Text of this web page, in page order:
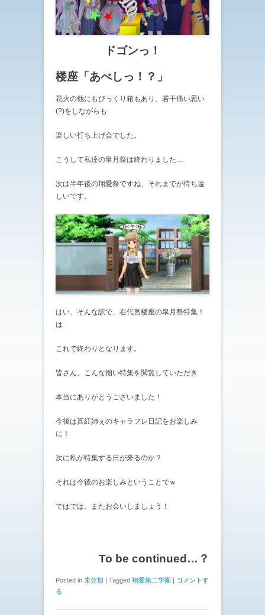
ドゴンっ！
楼座「あべしっ！？」
花火の他にもびっくり箱もあり、若干痛い思い
(?)をしながらも
楽しい打ち上げ会でした。
こうして私達の皐月祭は終わりました…
次は半年後の翔愛祭ですね、それまでが待ち遠
しいです。
はい、そんな訳で、右代宮楼座の皐月祭特集！
は
これで終わりとなります。
皆さん、こんな拙い特集を閲覧していただき
本当にありがとうございました！
今後は真紅姉ぇのキャラフレ日記をお楽しみ
に！
次に私が特集する日が来るのか？
それは今後のお楽しみということでｗ
ではでは、またお会いしましょう！
To be continued…？
Posted in 未分類 | Tagged 翔愛第二学園 | コメントす
る